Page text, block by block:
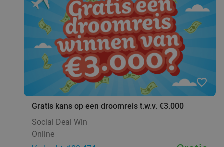
favorite_border
Gratis kans op een droomreis t.w.v. €3.000
Social Deal Win
Online